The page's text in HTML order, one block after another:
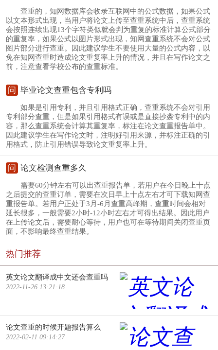
查重的，知网数据库会收录互联网中的公式数据，如果公式
以文本形式出现，当用户将论文上传至查重系统中后，查重系统
会按照连续出现13个字符类似就会判为重复的标准计算公式部分
的重复率，如果公式以图片形式出现，知网查重系统不会对公式
图片部分进行查重。因此建议学生不要使用大量的公式内容，以
免在知网查重时造成论文重复率上升的情况，并且在写作论文之
前，注意查看学校公布的查重标准。
问 毕业论文查重包含专利吗
如果是引用专利，并且引用格式正确，查重系统不会对引用
专利部分查重，但是如果引用格式有误或是直接抄袭专利中的内
容，那么查重系统会计算其重复率，标注在论文查重报告单中。
因此建议学生在写作论文时，注明好引用来源，并标注正确的引
用格式，防止引用错误导致论文重复率上升。
问 论文检测查重多久
需要60分钟左右可以出查重报告单，若用户在今日晚上十点
之后提交的查重订单，需要在次日早上十点左右才可下载知网查
重报告单。若用户正处于3月-6月查重高峰期，查重时间会相对
延长很多，一般需要2小时-12小时左右才可得出结果。因此用户
在上传论文后，需要耐心等待，用户也可在等待期间关闭查重页
面，不影响最终查重结果。
热门推荐
英文论文翻译成中文还会查重吗
2022-11-26 13:21:18
论文查重的时候开题报告算么
2022-02-11 09:14:27